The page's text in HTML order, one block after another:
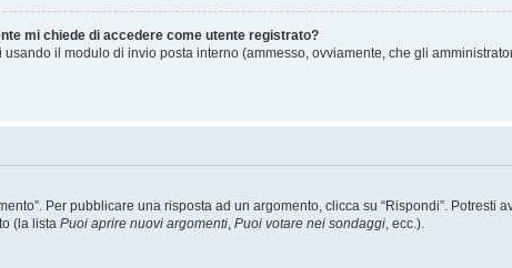
mi chiede di accedere come utente registrato?
il modulo di invio posta interno (ammesso, ovviamente, che gli
Per pubblicare una risposta ad un argomento, clicca su “Rispondi”.
(la lista Puoi aprire nuovi argomenti, Puoi votare nei sondaggi, ecc.).